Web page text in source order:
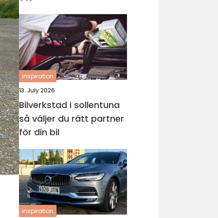
inspiration
13. July 2026
Bilverkstad i sollentuna
så väljer du rätt partner
för din bil
inspiration